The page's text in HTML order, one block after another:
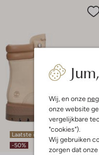
Wij, en onze
onze website
vergelijkbare
"cookies").
Wij gebruiken
zorgen dat
Laatste item
-50%